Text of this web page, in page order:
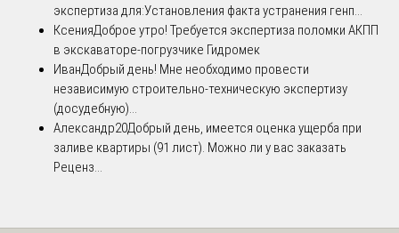
экспертиза для:Установления факта устранения генп...
КсенияДоброе утро! Требуется экспертиза поломки АКПП
в экскаваторе-погрузчике Гидромек
ИванДобрый день! Мне необходимо провести
независимую строительно-техническую экспертизу
(досудебную)...
Александр20Добрый день, имеется оценка ущерба при
заливе квартиры (91 лист). Можно ли у вас заказать
Реценз...